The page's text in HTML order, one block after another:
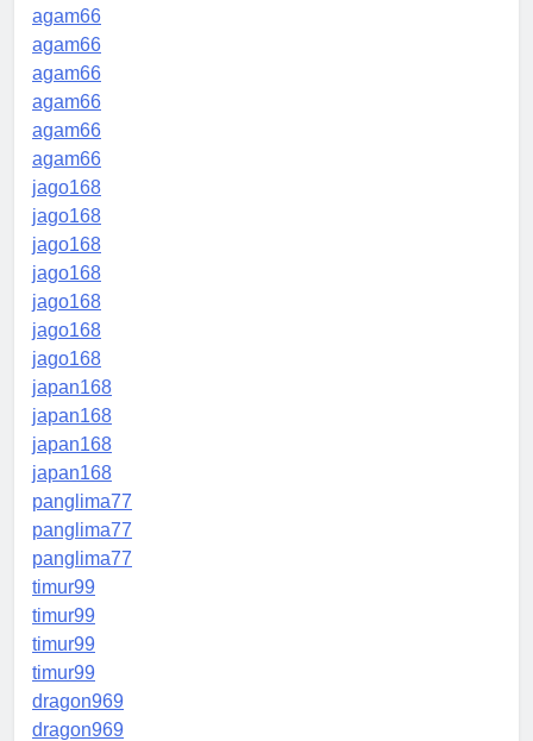
agam66
agam66
agam66
agam66
agam66
agam66
jago168
jago168
jago168
jago168
jago168
jago168
jago168
japan168
japan168
japan168
japan168
panglima77
panglima77
panglima77
timur99
timur99
timur99
timur99
dragon969
dragon969